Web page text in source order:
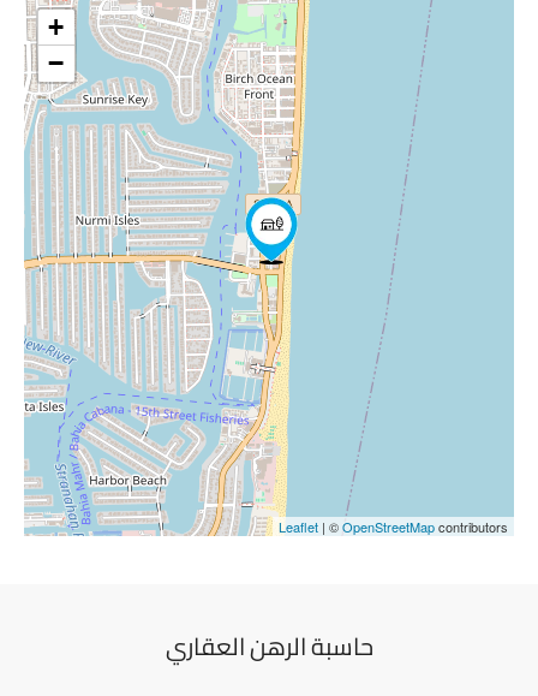
+
−
Leaflet | ©OpenStreetMapcontributors
حاسبة الرهن العقاري